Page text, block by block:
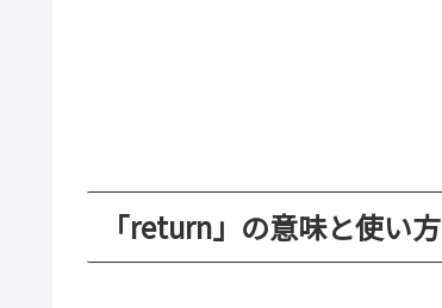
「return」の意味と使い方